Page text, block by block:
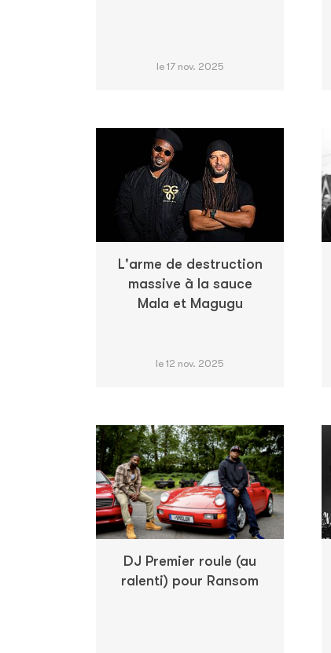
le 17 nov. 2025
L'arme de destruction
massive à la sauce
Mala et Magugu
le 12 nov. 2025
DJ Premier roule (au
ralenti) pour Ransom